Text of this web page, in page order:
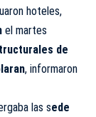
hoteles,
el martes
de
, informaron
las sede